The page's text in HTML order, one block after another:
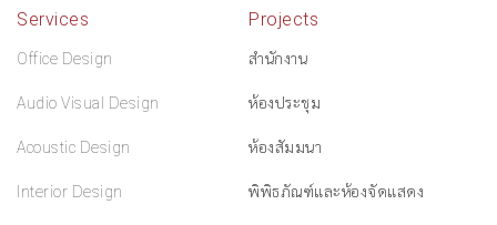
Services
Office Design
Audio Visual Design
Acoustic Design
Interior Design
Projects
สำนักงาน
ห้องประชุม
ห้องสัมมนา
พิพิธภัณฑ์และห้องจัดแสดง